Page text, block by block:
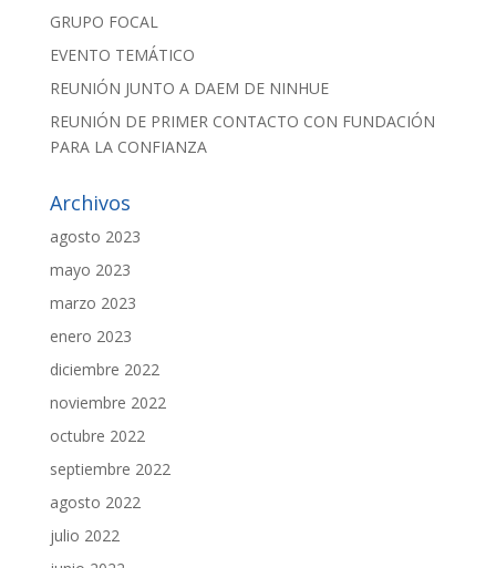
GRUPO FOCAL
EVENTO TEMÁTICO
REUNIÓN JUNTO A DAEM DE NINHUE
REUNIÓN DE PRIMER CONTACTO CON FUNDACIÓN
PARA LA CONFIANZA
Archivos
agosto 2023
mayo 2023
marzo 2023
enero 2023
diciembre 2022
noviembre 2022
octubre 2022
septiembre 2022
agosto 2022
julio 2022